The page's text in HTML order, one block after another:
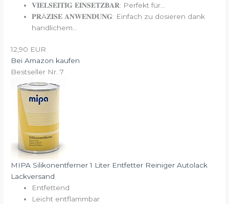
𝐕𝐈𝐄𝐋𝐒𝐄𝐈𝐓𝐈𝐆 𝐄𝐈𝐍𝐒𝐄𝐓𝐙𝐁𝐀𝐑: Perfekt für...
𝐏𝐑Ä𝐙𝐈𝐒𝐄 𝐀𝐍𝐖𝐄𝐍𝐃𝐔𝐍𝐆: Einfach zu dosieren dank
handlichem...
12,90 EUR
Bei Amazon kaufen
Bestseller Nr. 7
MIPA Silikonentferner 1 Liter Entfetter Reiniger Autolack
Lackversand
Entfettend
Leicht entflammbar